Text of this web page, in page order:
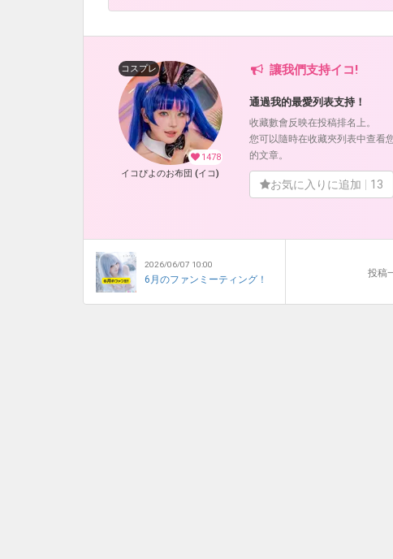
1478
コスプレ
イコぴよのお布団 (イコ)
讓我們支持イコ!
通過我的最愛列表支持！
收藏數會反映在投稿排名上。
您可以隨時在收藏夾列表中查看
的文章。
お気に入りに追加 13
2026/06/07 10:00
6月のファンミーティング！
投稿